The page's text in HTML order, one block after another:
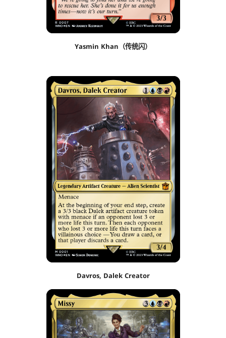
Yasmin Khan（传统闪）
Davros, Dalek Creator